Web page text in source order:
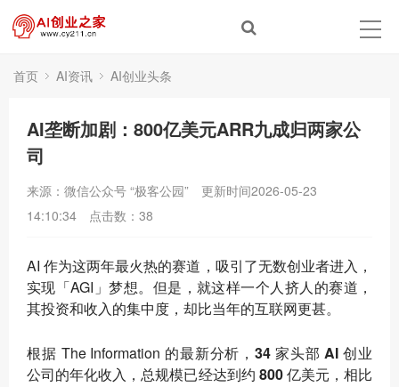
首页 AI资讯 AI创业头条
AI垄断加剧：800亿美元ARR九成归两家公
司
来源：微信公众号 “极客公园”
更新时间2026-05-23
14:10:34
点击数： 38
AI 作为这两年最火热的赛道，吸引了无数创业者进入，
实现「AGI」梦想。但是，就这样一个人挤人的赛道，
其投资和收入的集中度，却比当年的互联网更甚。
根据 The Information 的最新分析，34 家头部 AI 创业
公司的年化收入，总规模已经达到约 800 亿美元 ，相比